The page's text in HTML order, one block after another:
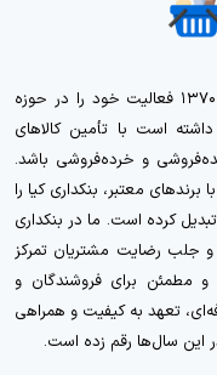
بنکداری کیا با بیش از سه دهه سابقه، از سال ۱۳۷۰ فعالیت خود را در حوزه
است با تأمین کالاهای
و خرده‌فروشی باشد.
معتبر، بنکداری کیا را
کرده است. ما در بنکداری
و جلب رضایت مشتریان تمرکز
مطمئن برای فروشندگان و
تعهد به کیفیت و همراهی
این سال‌ها رقم زده است.